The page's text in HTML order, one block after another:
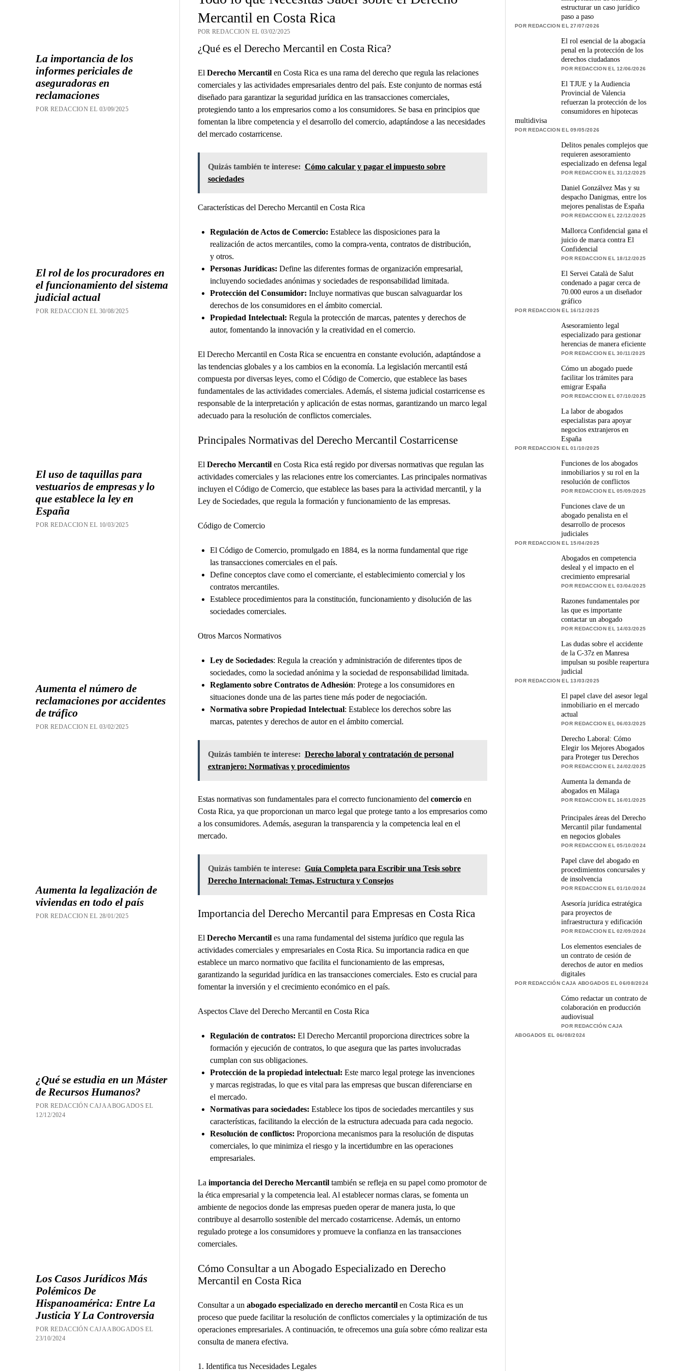
La importancia de los
informes periciales de
aseguradoras en
reclamaciones
POR REDACCION EL 03/09/2025
El rol de los procuradores en
el funcionamiento del sistema
judicial actual
POR REDACCION EL 30/08/2025
El uso de taquillas para
vestuarios de empresas y lo
que establece la ley en
España
POR REDACCION EL 10/03/2025
Aumenta el número de
reclamaciones por accidentes
de tráfico
POR REDACCION EL 03/02/2025
Aumenta la legalización de
viviendas en todo el país
POR REDACCION EL 28/01/2025
¿Qué se estudia en un Máster
de Recursos Humanos?
POR REDACCIÓN CAJA ABOGADOS EL
12/12/2024
Los Casos Jurídicos Más
Polémicos De
Hispanoamérica: Entre La
Justicia Y La Controversia
POR REDACCIÓN CAJA ABOGADOS EL
23/10/2024
Mercantil en Costa Rica
POR REDACCION EL 03/02/2025
¿Qué es el Derecho Mercantil en Costa Rica?
El Derecho Mercantilen Costa Rica es una rama del derecho que regula las relaciones
comerciales y las actividades empresariales dentro del país. Este conjunto de normas está
diseñado para garantizar la seguridad jurídica en las transacciones comerciales,
protegiendo tanto a los empresarios como a los consumidores. Se basa en principios que
fomentan la libre competencia y el desarrollo del comercio, adaptándose a las necesidades
del mercado costarricense.
Quizás también te interese: Cómo calcular y pagar el impuesto sobre
sociedades
Características del Derecho Mercantil en Costa Rica
Regulación de Actos de Comercio: Establece las disposiciones para la
realización de actos mercantiles, como la compra-venta, contratos de distribución,
y otros.
Personas Jurídicas: Define las diferentes formas de organización empresarial,
incluyendo sociedades anónimas y sociedades de responsabilidad limitada.
Protección del Consumidor: Incluye normativas que buscan salvaguardar los
derechos de los consumidores en el ámbito comercial.
Propiedad Intelectual: Regula la protección de marcas, patentes y derechos de
autor, fomentando la innovación y la creatividad en el comercio.
El Derecho Mercantil en Costa Rica se encuentra en constante evolución, adaptándose a
las tendencias globales y a los cambios en la economía. La legislación mercantil está
compuesta por diversas leyes, como el Código de Comercio, que establece las bases
fundamentales de las actividades comerciales. Además, el sistema judicial costarricense es
responsable de la interpretación y aplicación de estas normas, garantizando un marco legal
adecuado para la resolución de conflictos comerciales.
Principales Normativas del Derecho Mercantil Costarricense
El Derecho Mercantilen Costa Rica está regido por diversas normativas que regulan las
actividades comerciales y las relaciones entre los comerciantes. Las principales normativas
incluyen el Código de Comercio, que establece las bases para la actividad mercantil, y la
Ley de Sociedades, que regula la formación y funcionamiento de las empresas.
Código de Comercio
El Código de Comercio, promulgado en 1884, es la norma fundamental que rige
las transacciones comerciales en el país.
Define conceptos clave como el comerciante, el establecimiento comercial y los
contratos mercantiles.
Establece procedimientos para la constitución, funcionamiento y disolución de las
sociedades comerciales.
Otros Marcos Normativos
Ley de Sociedades: Regula la creación y administración de diferentes tipos de
sociedades, como la sociedad anónima y la sociedad de responsabilidad limitada.
Reglamento sobre Contratos de Adhesión: Protege a los consumidores en
situaciones donde una de las partes tiene más poder de negociación.
Normativa sobre Propiedad Intelectual: Establece los derechos sobre las
marcas, patentes y derechos de autor en el ámbito comercial.
Quizás también te interese: Derecho laboral y contratación de personal
extranjero: Normativas y procedimientos
Estas normativas son fundamentales para el correcto funcionamiento del comercioen
Costa Rica, ya que proporcionan un marco legal que protege tanto a los empresarios como
a los consumidores. Además, aseguran la transparencia y la competencia leal en el
mercado.
Quizás también te interese: Guía Completa para Escribir una Tesis sobre
Derecho Internacional: Temas, Estructura y Consejos
Importancia del Derecho Mercantil para Empresas en Costa Rica
El Derecho Mercantiles una rama fundamental del sistema jurídico que regula las
actividades comerciales y empresariales en Costa Rica. Su importancia radica en que
establece un marco normativo que facilita el funcionamiento de las empresas,
garantizando la seguridad jurídica en las transacciones comerciales. Esto es crucial para
fomentar la inversión y el crecimiento económico en el país.
Aspectos Clave del Derecho Mercantil en Costa Rica
Regulación de contratos: El Derecho Mercantil proporciona directrices sobre la
formación y ejecución de contratos, lo que asegura que las partes involucradas
cumplan con sus obligaciones.
Protección de la propiedad intelectual: Este marco legal protege las invenciones
y marcas registradas, lo que es vital para las empresas que buscan diferenciarse en
el mercado.
Normativas para sociedades: Establece los tipos de sociedades mercantiles y sus
características, facilitando la elección de la estructura adecuada para cada negocio.
Resolución de conflictos: Proporciona mecanismos para la resolución de disputas
comerciales, lo que minimiza el riesgo y la incertidumbre en las operaciones
empresariales.
La importancia del Derecho Mercantiltambién se refleja en su papel como promotor de
la ética empresarial y la competencia leal. Al establecer normas claras, se fomenta un
ambiente de negocios donde las empresas pueden operar de manera justa, lo que
contribuye al desarrollo sostenible del mercado costarricense. Además, un entorno
regulado protege a los consumidores y promueve la confianza en las transacciones
comerciales.
Cómo Consultar a un Abogado Especializado en Derecho
Mercantil en Costa Rica
Consultar a un abogado especializado en derecho mercantilen Costa Rica es un
proceso que puede facilitar la resolución de conflictos comerciales y la optimización de tus
operaciones empresariales. A continuación, te ofrecemos una guía sobre cómo realizar esta
consulta de manera efectiva.
1. Identifica tus Necesidades Legales
estructurar un caso jurídico
paso a paso
POR REDACCION EL 27/07/2026
El rol esencial de la abogacía
penal en la protección de los
derechos ciudadanos
POR REDACCION EL 12/06/2026
El TJUE y la Audiencia
Provincial de Valencia
refuerzan la protección de los
consumidores en hipotecas
multidivisa
POR REDACCION EL 09/05/2026
Delitos penales complejos que
requieren asesoramiento
especializado en defensa legal
POR REDACCION EL 31/12/2025
Daniel Gonzálvez Mas y su
despacho Danigmas, entre los
mejores penalistas de España
POR REDACCION EL 22/12/2025
Mallorca Confidencial gana el
juicio de marca contra El
Confidencial
POR REDACCION EL 18/12/2025
El Servei Català de Salut
condenado a pagar cerca de
70.000 euros a un diseñador
gráfico
POR REDACCION EL 16/12/2025
Asesoramiento legal
especializado para gestionar
herencias de manera eficiente
POR REDACCION EL 30/11/2025
Cómo un abogado puede
facilitar los trámites para
emigrar España
POR REDACCION EL 07/10/2025
La labor de abogados
especialistas para apoyar
negocios extranjeros en
España
POR REDACCION EL 01/10/2025
Funciones de los abogados
inmobiliarios y su rol en la
resolución de conflictos
POR REDACCION EL 05/09/2025
Funciones clave de un
abogado penalista en el
desarrollo de procesos
judiciales
POR REDACCION EL 15/04/2025
Abogados en competencia
desleal y el impacto en el
crecimiento empresarial
POR REDACCION EL 03/04/2025
Razones fundamentales por
las que es importante
contactar un abogado
POR REDACCION EL 14/03/2025
Las dudas sobre el accidente
de la C-37z en Manresa
impulsan su posible reapertura
judicial
POR REDACCION EL 13/03/2025
El papel clave del asesor legal
inmobiliario en el mercado
actual
POR REDACCION EL 06/03/2025
Derecho Laboral: Cómo
Elegir los Mejores Abogados
para Proteger tus Derechos
POR REDACCION EL 24/02/2025
Aumenta la demanda de
abogados en Málaga
POR REDACCION EL 16/01/2025
Principales áreas del Derecho
Mercantil pilar fundamental
en negocios globales
POR REDACCION EL 05/10/2024
Papel clave del abogado en
procedimientos concursales y
de insolvencia
POR REDACCION EL 01/10/2024
Asesoría jurídica estratégica
para proyectos de
infraestructura y edificación
POR REDACCION EL 02/09/2024
Los elementos esenciales de
un contrato de cesión de
derechos de autor en medios
digitales
POR REDACCIÓN CAJA ABOGADOS EL 06/08/2024
Cómo redactar un contrato de
colaboración en producción
audiovisual
POR REDACCIÓN CAJA
ABOGADOS EL 06/08/2024